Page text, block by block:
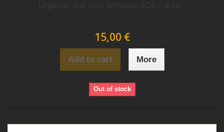
15,00 €
Add to cart More
Out of stock